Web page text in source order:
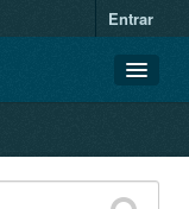
Entrar